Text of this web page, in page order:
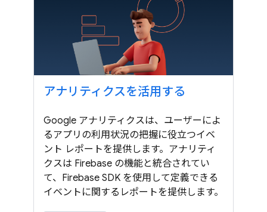
アナリティクスを活用する
Google アナリティクスは、ユーザーによ
るアプリの利用状況の把握に役立つイベ
ント レポートを提供します。アナリティ
クスは Firebase の機能と統合されてい
て、Firebase SDK を使用して定義できる
イベントに関するレポートを提供します。